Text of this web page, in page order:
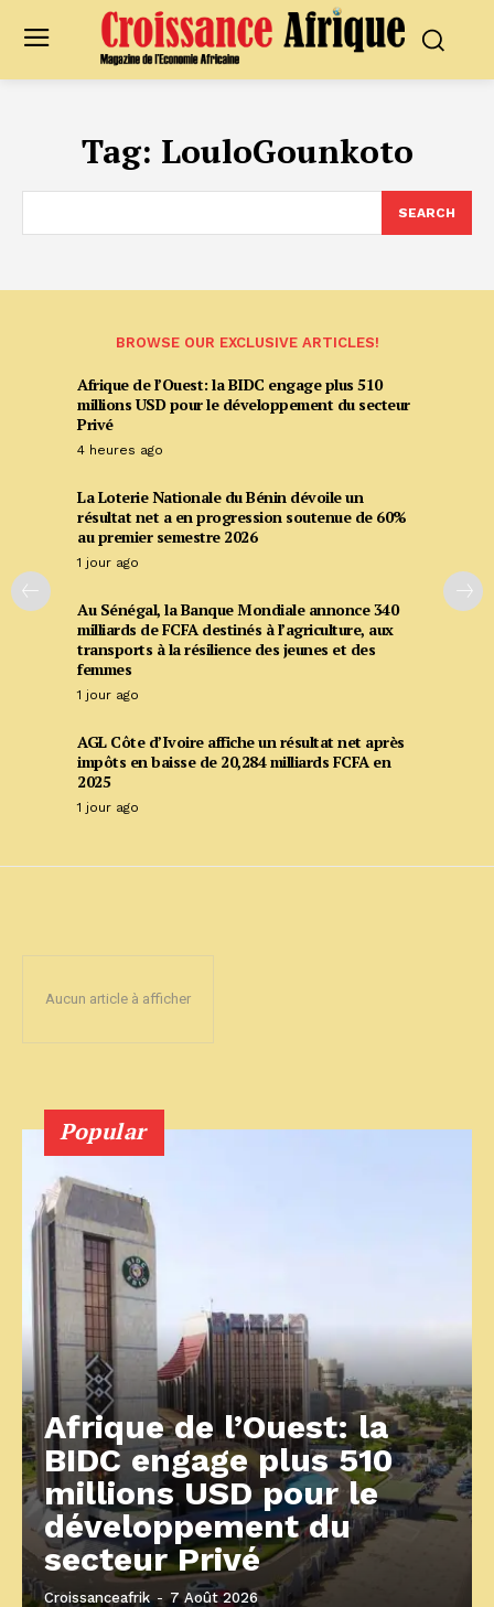
Tag: LouloGounkoto
SEARCH
BROWSE OUR EXCLUSIVE ARTICLES!
Afrique de l’Ouest: la BIDC engage plus 510
millions USD pour le développement du secteur
Privé
4 heures ago
La Loterie Nationale du Bénin dévoile un
résultat net a en progression soutenue de 60%
au premier semestre 2026
1 jour ago
Au Sénégal, la Banque Mondiale annonce 340
milliards de FCFA destinés à l’agriculture, aux
transports à la résilience des jeunes et des
femmes
1 jour ago
AGL Côte d’Ivoire affiche un résultat net après
impôts en baisse de 20,284 milliards FCFA en
2025
1 jour ago
Aucun article à afficher
Popular
Afrique de l’Ouest: la
BIDC engage plus 510
millions USD pour le
développement du
secteur Privé
Croissanceafrik - 7 Août 2026